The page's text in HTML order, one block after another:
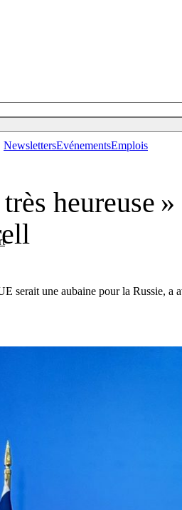
NewslettersEvénementsEmplois
heureuse
serait une aubaine pour la Russie,